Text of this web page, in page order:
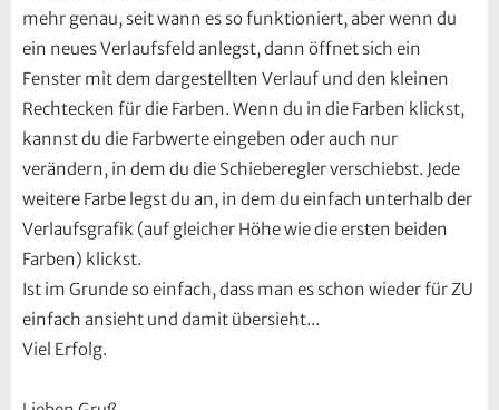
mehr genau, seit wann es so funktioniert, aber wenn du
ein neues Verlaufsfeld anlegst, dann öffnet sich ein
Fenster mit dem dargestellten Verlauf und den kleinen
Rechtecken für die Farben. Wenn du in die Farben klickst,
kannst du die Farbwerte eingeben oder auch nur
verändern, in dem du die Schieberegler verschiebst. Jede
weitere Farbe legst du an, in dem du einfach unterhalb der
Verlaufsgrafik (auf gleicher Höhe wie die ersten beiden
Farben) klickst.
Ist im Grunde so einfach, dass man es schon wieder für ZU
einfach ansieht und damit übersieht...
Viel Erfolg.